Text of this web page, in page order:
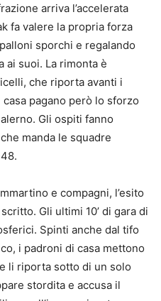
arriva l’accelerata
fa valere la propria forza
sporchi e regalando
ai suoi. La rimonta è
che riporta avanti i
pagano però lo sforzo
Gli ospiti fanno
manda le squadre
e compagni, l’esito
Gli ultimi 10’ di gara di
Spinti anche dal tifo
i padroni di casa mettono
li riporta sotto di un solo
stordita e accusa il